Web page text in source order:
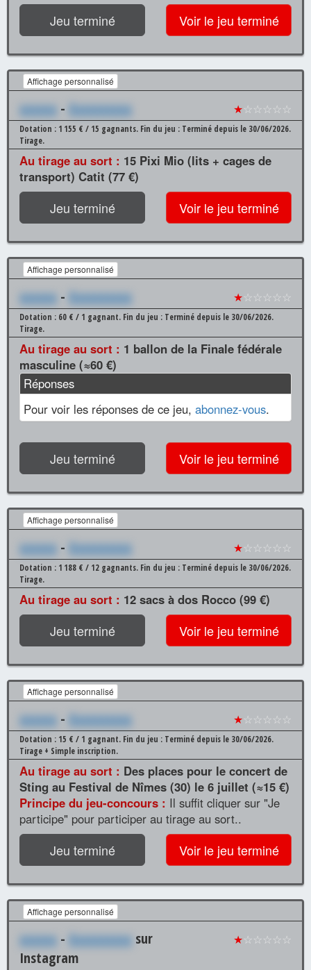
Jeu terminé Voir le jeu terminé
Affichage personnalisé
xxxxxx - Xxxxxxxxxx ★☆☆☆☆☆
Dotation : 1 155 € / 15 gagnants. Fin du jeu : Terminé depuis le 30/06/2026.
Tirage.
Au tirage au sort : 15 Pixi Mio (lits + cages de
transport) Catit (77 €)
Jeu terminé Voir le jeu terminé
Affichage personnalisé
xxxxxx - Xxxxxxxxxx ★☆☆☆☆☆
Dotation : 60 € / 1 gagnant. Fin du jeu : Terminé depuis le 30/06/2026.
Tirage.
Au tirage au sort : 1 ballon de la Finale fédérale
masculine (≈60 €)
Réponses
Pour voir les réponses de ce jeu, abonnez-vous.
Jeu terminé Voir le jeu terminé
Affichage personnalisé
xxxxxx - Xxxxxxxxxx ★☆☆☆☆☆
Dotation : 1 188 € / 12 gagnants. Fin du jeu : Terminé depuis le 30/06/2026.
Tirage.
Au tirage au sort : 12 sacs à dos Rocco (99 €)
Jeu terminé Voir le jeu terminé
Affichage personnalisé
xxxxxx - Xxxxxxxxxx ★☆☆☆☆☆
Dotation : 15 € / 1 gagnant. Fin du jeu : Terminé depuis le 30/06/2026.
Tirage + Simple inscription.
Au tirage au sort : Des places pour le concert de
Sting au Festival de Nîmes (30) le 6 juillet (≈15 €)
Principe du jeu-concours : Il suffit cliquer sur "Je
participe" pour participer au tirage au sort..
Jeu terminé Voir le jeu terminé
Affichage personnalisé
xxxxxx - Xxxxxxxxxx sur
Instagram
★☆☆☆☆☆